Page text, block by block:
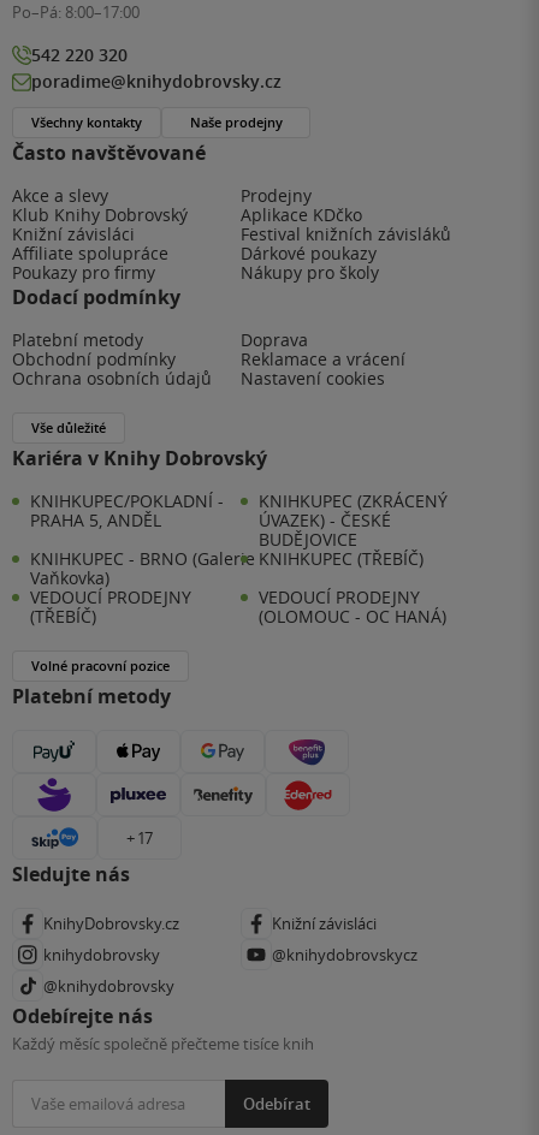
Často navštěvované
Akce a slevy
Prodejny
Klub Knihy Dobrovský
Aplikace KDčko
Knižní závisláci
Festival knižních závisláků
Affiliate spolupráce
Dárkové poukazy
Poukazy pro firmy
Nákupy pro školy
Dodací podmínky
Platební metody
Doprava
Obchodní podmínky
Reklamace a vrácení
Ochrana osobních údajů
Nastavení cookies
Vše důležité
Kariéra v Knihy Dobrovský
KNIHKUPEC/POKLADNÍ -
PRAHA 5, ANDĚL
KNIHKUPEC (ZKRÁCENÝ
ÚVAZEK) - ČESKÉ
BUDĚJOVICE
KNIHKUPEC - BRNO (Galerie
Vaňkovka)
KNIHKUPEC (TŘEBÍČ)
VEDOUCÍ PRODEJNY
(TŘEBÍČ)
VEDOUCÍ PRODEJNY
(OLOMOUC - OC HANÁ)
Volné pracovní pozice
Platební metody
+ 17
Sledujte nás
KnihyDobrovsky.cz
Knižní závisláci
knihydobrovsky
@knihydobrovskycz
@knihydobrovsky
Odebírejte nás
Každý měsíc společně přečteme tisíce knih
Odebírat
Po–Pá: 8:00–17:00
542 220 320
poradime@knihydobrovsky.cz
Všechny kontakty Naše prodejny